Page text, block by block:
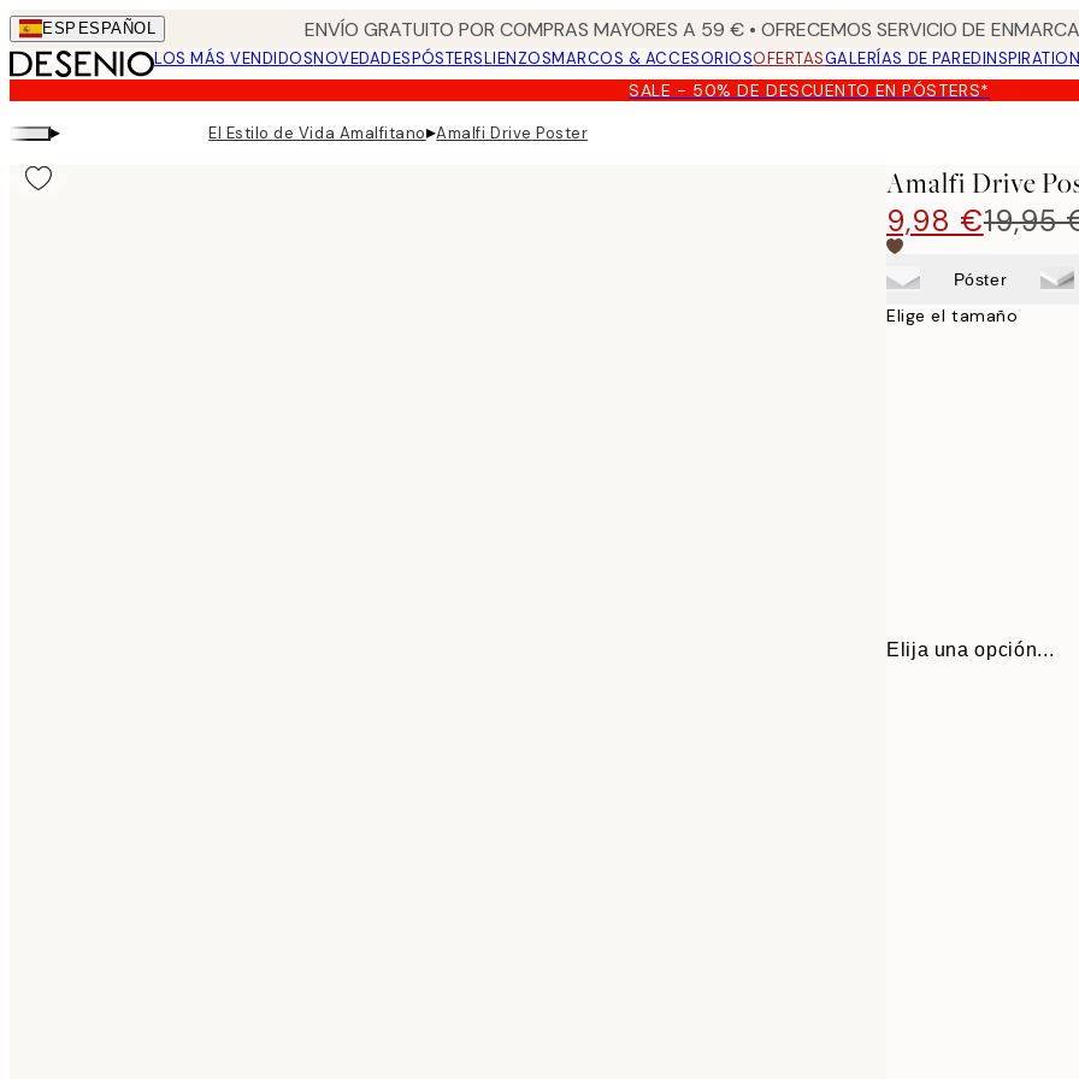
Skip
to
main
content.
ESP ESPAÑOL ENVÍO GRATUITO POR COMPRAS MAYORES A 59 € • OFRECEMOS SERVICIO DE
LOS MÁS VENDIDOSNOVEDADESPÓSTERSLIENZOSMARCOS & ACCESORIOSOFERTASGALERÍAS DE PARED
SALE - 50% DE DESCUENTO EN PÓSTERS*
▸ El Estilo de Vida Amalfitano▸Amalfi Drive Poster
Amalfi Drive
9,98 €19,95
Póster
Elige el tamaño
Elija una opción...